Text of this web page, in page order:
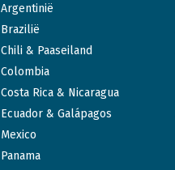
Argentinië
Brazilië
Chili & Paaseiland
Colombia
Costa Rica & Nicaragua
Ecuador & Galápagos
Mexico
Panama